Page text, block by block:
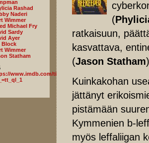
Rashad
Naderi
Wimmer
Michael Fry
Sardy
Ayer
Block
Wimmer
Statham
www.imdb.com/title/tt15314262/fullcredits/?
(
ratkaisuun,
kasvattava,
(Jason Statham
Kuinkakohan
jättänyt
pistämään
Kymmenien b-
myös leffaliigan